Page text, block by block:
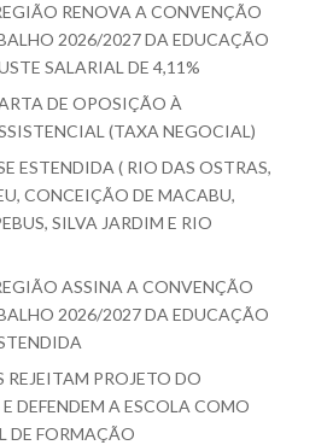
RENOVA A CONVENÇÃO
2026/2027 DA EDUCAÇÃO
SALARIAL DE 4,11%
DE OPOSIÇÃO À
(TAXA NEGOCIAL)
ESTENDIDA ( RIO DAS OSTRAS,
CONCEIÇÃO DE MACABU,
SILVA JARDIM E RIO
ASSINA A CONVENÇÃO
2026/2027 DA EDUCAÇÃO
REJEITAM PROJETO DO
DEFENDEM A ESCOLA COMO
DE FORMAÇÃO